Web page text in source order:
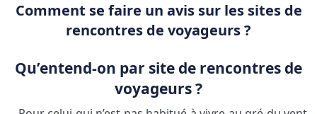
Comment se faire un avis sur les sites de
rencontres de voyageurs ?
Qu’entend-on par site de rencontres de
voyageurs ?